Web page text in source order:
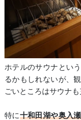
ホテルのサウナとい
るかもしれないが、
ごいところはサウナ
特に十和田湖や奥入